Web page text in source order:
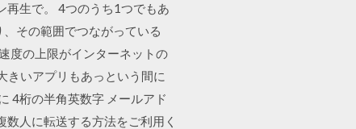
再生で。 4つのうち1つでもあ
その範囲でつながっている
度の上限がインターネットの
きいアプリもあっという間に
4桁の半角英数字 メールアド
人に転送する方法をご利用く